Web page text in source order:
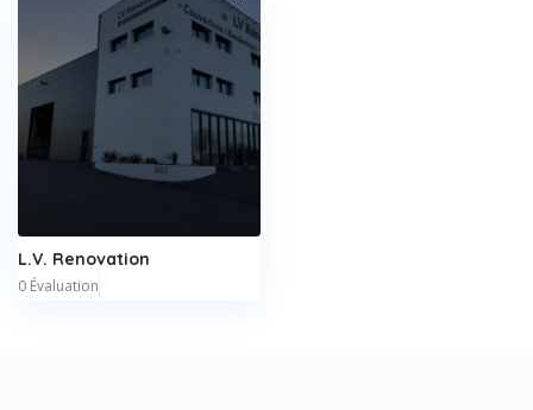
L.V. Renovation
0 Évaluation